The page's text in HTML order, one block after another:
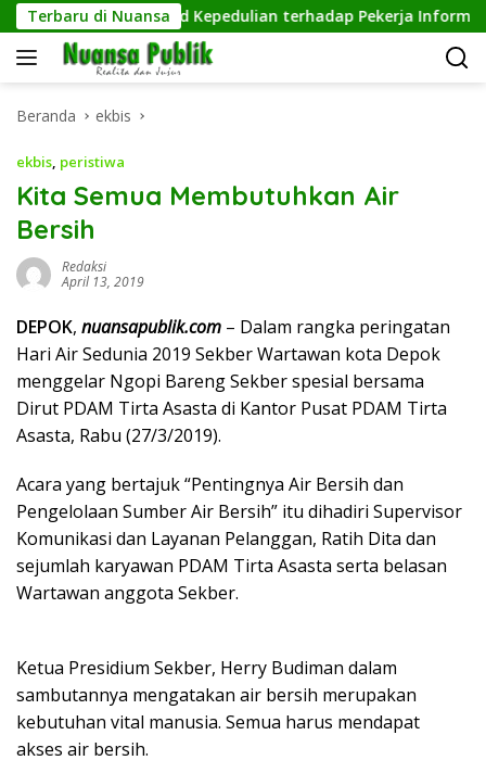
Langsung
ke
konten
Terbaru di Nuansa
Wujud Kepedulian terhadap Pekerja Informal
Beranda ekbis
ekbis, peristiwa
Kita Semua Membutuhkan Air
Bersih
Redaksi
April 13, 2019
DEPOK, nuansapublik.com – Dalam rangka peringatan
Hari Air Sedunia 2019 Sekber Wartawan kota Depok
menggelar Ngopi Bareng Sekber spesial bersama
Dirut PDAM Tirta Asasta di Kantor Pusat PDAM Tirta
Asasta, Rabu (27/3/2019).
Acara yang bertajuk “Pentingnya Air Bersih dan
Pengelolaan Sumber Air Bersih” itu dihadiri Supervisor
Komunikasi dan Layanan Pelanggan, Ratih Dita dan
sejumlah karyawan PDAM Tirta Asasta serta belasan
Wartawan anggota Sekber.
Ketua Presidium Sekber, Herry Budiman dalam
sambutannya mengatakan air bersih merupakan
kebutuhan vital manusia. Semua harus mendapat
akses air bersih.